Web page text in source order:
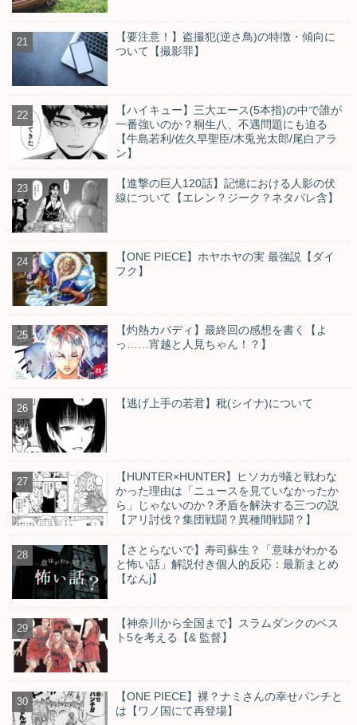
【要注意！】盗撮犯(逆さ鳥)の特徴・傾向に
ついて【撮影罪】
【ハイキュー】三大エース(5本指)の中で誰が
一番強いのか？桐生八、不遇問題にも迫る
【牛島若利/佐久早聖臣/木兎光太郎/尾白アラ
ン】
【進撃の巨人120話】記憶における人影の伏
線について【エレン？ジーク？ネタバレ含】
【ONE PIECE】ホヤホヤの実 最強説【ダイ
フク】
【灼熱カバディ】最終回の感想を書く【よ
っ……宵越と人見ちゃん！？】
【逃げ上手の若君】秕(シイナ)について
【HUNTER×HUNTER】ヒソカが蟻と戦わな
かった理由は「ニュースを見ていなかったか
ら」じゃないのか？矛盾を解決する三つの説
【アリ討伐？集団戦闘？異種間戦闘？】
【さとらないで】寿司蘇生？「意味がわかる
と怖い話」解説付き個人的反応：最新まとめ
【なんj】
【神奈川から全国まで】スラムダンクのベス
ト5を考える【& 監督】
【ONE PIECE】裸？ナミさんの幸せパンチと
は【ワノ国にて再登場】